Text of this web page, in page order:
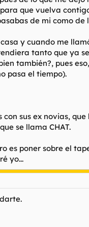
que vuelva
de mi como de
casa y cuando me
tanto que ya
también?, pues
pasa el tiempo).
sus ex novias,
se llama CHAT.
es poner sobre el
yo...